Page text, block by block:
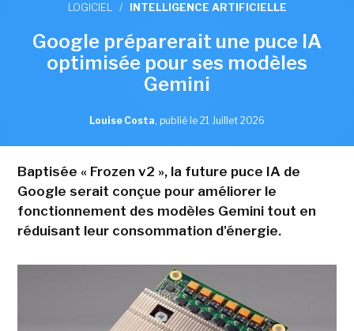
LOGICIEL / INTELLIGENCE ARTIFICIELLE
Google préparerait une puce IA
optimisée pour ses modèles
Gemini
Louise Costa, publié le 21 Juillet 2026
Baptisée « Frozen v2 », la future puce IA de
Google serait conçue pour améliorer le
fonctionnement des modèles Gemini tout en
réduisant leur consommation d'énergie.